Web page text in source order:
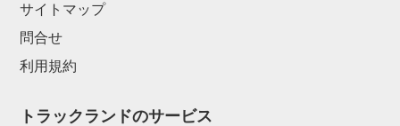
サイトマップ
問合せ
利用規約
トラックランドのサービス